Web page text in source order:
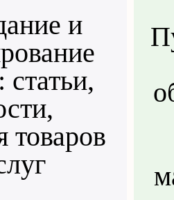
и
статьи,
товаров